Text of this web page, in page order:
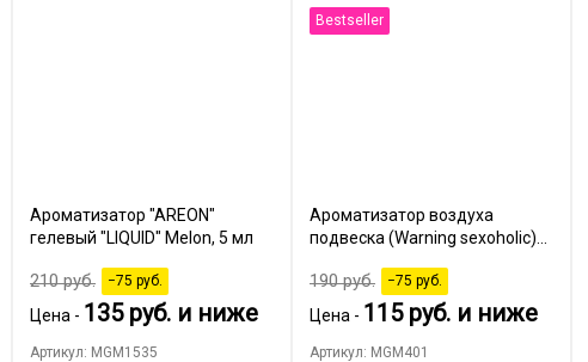
Ароматизатор "AREON"
гелевый "LIQUID" Melon, 5 мл
210руб. −75 руб.
Цена - 135 руб. и ниже
Артикул: MGM1535
Bestseller
Ароматизатор воздуха
подвеска (Warning sexoholic)
190руб. −75 руб.
Цена - 115 руб. и ниже
Артикул: MGM401